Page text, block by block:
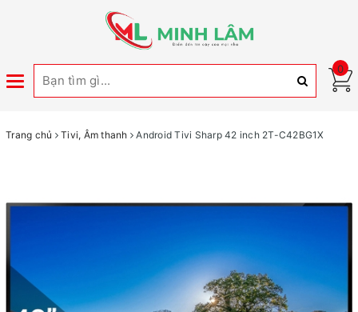
Toggle
0
Trang chủ Tivi, Âm thanh Android Tivi Sharp 42 inch 2T-C42BG1X